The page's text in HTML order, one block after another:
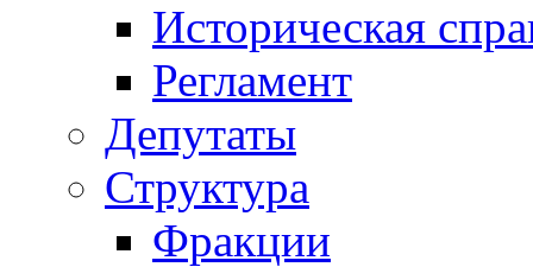
Историческая
Регламент
Депутаты
Структура
Фракции